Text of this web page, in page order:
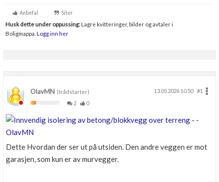
Anbefal Siter
Husk dette under oppussing:Lagre kvitteringer, bilder og avtaler i
Boligmappa. Logg inn her
OlavMN (trådstarter) 13.05.2026 10.50
#1
2
0
Dette Hvordan der ser ut på utsiden. Den andre veggen er mot
garasjen, som kun er av murvegger.